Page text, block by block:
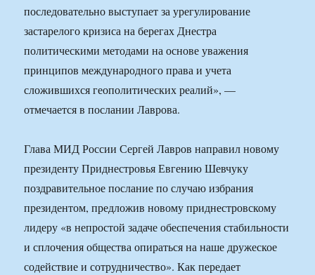
последовательно выступает за урегулирование
застарелого кризиса на берегах Днестра
политическими методами на основе уважения
принципов международного права и учета
сложившихся геополитических реалий», —
отмечается в послании Лаврова.
Глава МИД России Сергей Лавров направил новому
президенту Приднестровья Евгению Шевчуку
поздравительное послание по случаю избрания
президентом, предложив новому приднестровскому
лидеру «в непростой задаче обеспечения стабильности
и сплочения общества опираться на наше дружеское
содействие и сотрудничество». Как передает